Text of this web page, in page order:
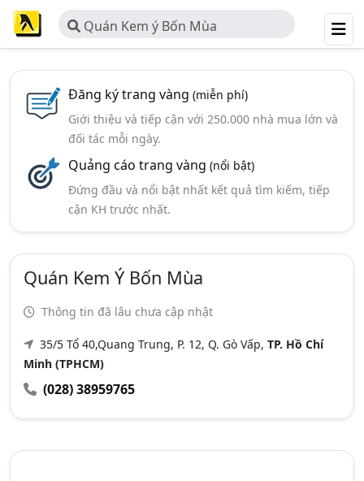
Quán Kem ý Bốn Mùa
Đăng ký trang vàng (miễn phí)
Giới thiệu và tiếp cận với 250.000 nhà mua lớn và
đối tác mỗi ngày.
Quảng cáo trang vàng (nổi bật)
Đứng đầu và nổi bật nhất kết quả tìm kiếm, tiếp
cận KH trước nhất.
Quán Kem Ý Bốn Mùa
Thông tin đã lâu chưa cập nhật
35/5 Tổ 40,Quang Trung, P. 12, Q. Gò Vấp, TP. Hồ Chí
Minh (TPHCM)
(028) 38959765